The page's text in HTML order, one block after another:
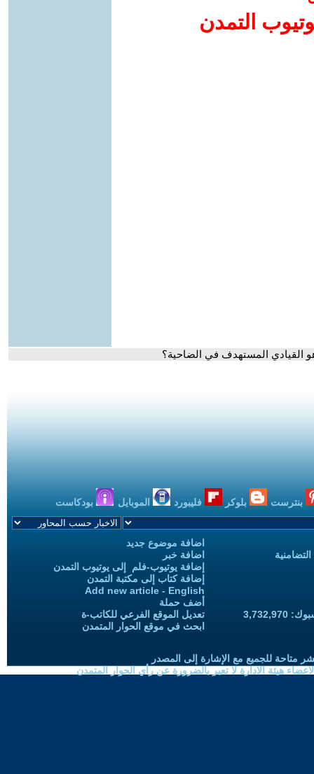
التمدن
القيادي المستهدف في الضاحية؟
بنترست بلوكر فليبورد الموبايل بودكاست
اضافة موضوع جديد
اضافة خبر
إضافة يوتيوب-فلم إلى يوتيوب التمدن
إضافة كتاب إلى مكتبة التمدن
Add new article - English
أضف حملة
تعديل الموقع الفرعي للكاتب-ة
ابحث في موقع الحوار المتمدن
متاحة للجميع مع الإشارة إلى المصدر
هيئة الادارة لا تعبر بالضرورة عن رأي الحوار المتمدن